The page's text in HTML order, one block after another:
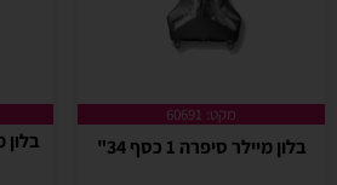
מקט: 60691
בלון מיילר סיפרה 1 כסף 34"